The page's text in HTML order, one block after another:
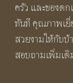
ครัว และของต
ทันที คุณภาพเยี่
สวยงามให้กับบ้
สอบถามเพิ่มเติ